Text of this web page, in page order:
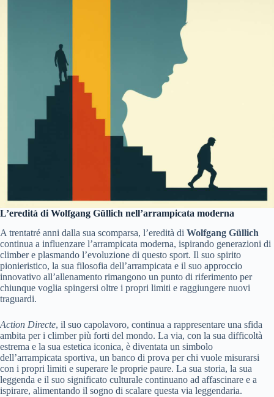
L’eredità di Wolfgang Güllich nell’arrampicata moderna
A trentatré anni dalla sua scomparsa, l’eredità di Wolfgang Güllich
continua a influenzare l’arrampicata moderna, ispirando generazioni di
climber e plasmando l’evoluzione di questo sport. Il suo spirito
pionieristico, la sua filosofia dell’arrampicata e il suo approccio
innovativo all’allenamento rimangono un punto di riferimento per
chiunque voglia spingersi oltre i propri limiti e raggiungere nuovi
traguardi.
Action Directe, il suo capolavoro, continua a rappresentare una sfida
ambita per i climber più forti del mondo. La via, con la sua difficoltà
estrema e la sua estetica iconica, è diventata un simbolo
dell’arrampicata sportiva, un banco di prova per chi vuole misurarsi
con i propri limiti e superare le proprie paure. La sua storia, la sua
leggenda e il suo significato culturale continuano ad affascinare e a
ispirare, alimentando il sogno di scalare questa via leggendaria.